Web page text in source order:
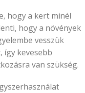
hogy a kert minél
hogy a növények
vesszük
így kevesebb
van szükség.